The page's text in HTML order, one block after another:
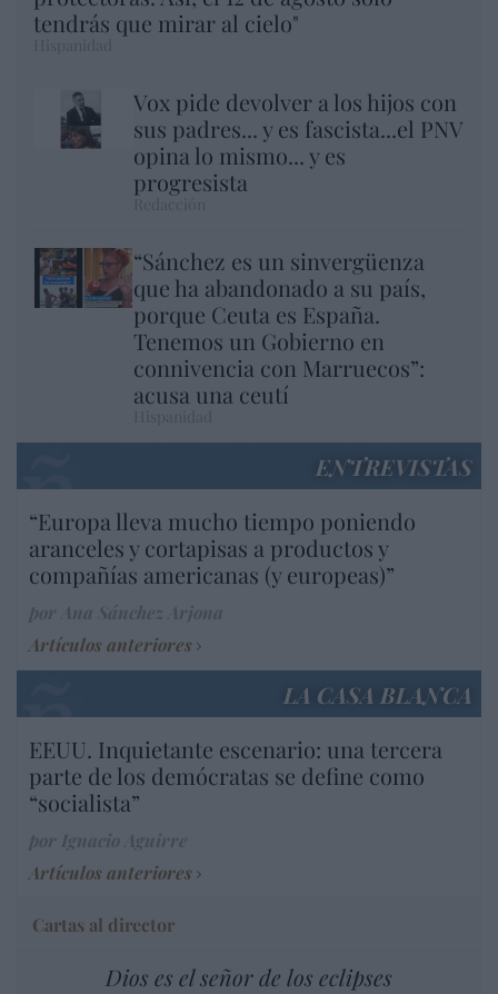
tendrás que mirar al cielo"
Vox pide devolver a los hijos con
sus padres... y es fascista...el PNV
opina lo mismo... y es
progresista
“Sánchez es un sinvergüenza
que ha abandonado a su país,
porque Ceuta es España.
Tenemos un Gobierno en
connivencia con Marruecos”:
acusa una ceutí
ENTREVISTAS
“Europa lleva mucho tiempo poniendo
aranceles y cortapisas a productos y
compañías americanas (y europeas)”
Artículos anteriores
LA CASA BLANCA
EEUU. Inquietante escenario: una tercera
parte de los demócratas se define como
“socialista”
Artículos anteriores
Cartas al director
Dios es el señor de los eclipses